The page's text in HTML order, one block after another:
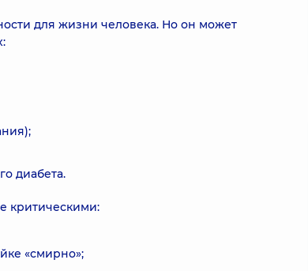
для жизни человека. Но он может
диабета.
критическими:
«смирно»;